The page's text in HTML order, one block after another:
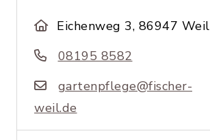
Eichenweg 3, 86947 Weil
08195 8582
gartenpflege@fischer-
weil.de